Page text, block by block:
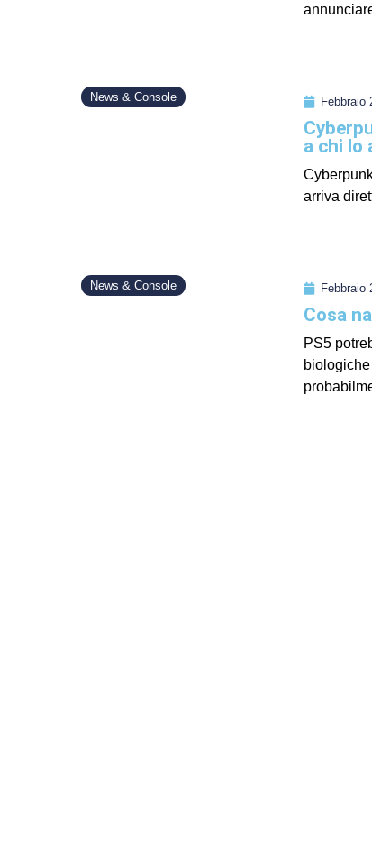
News & Console Febbraio
a chi lo
arriva
News & Console Febbraio
Cosa
PS5